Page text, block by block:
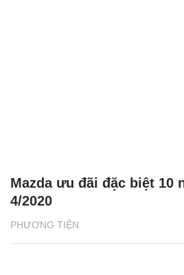
PHƯƠNG TIỆN
Mazda ưu đãi đặc biệt 10
4/2020